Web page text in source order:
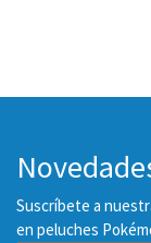
Suscríbete a
en peluches